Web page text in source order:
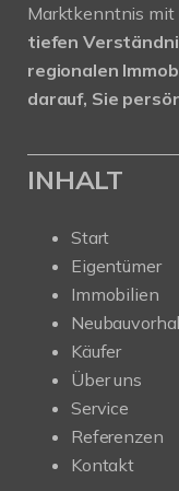
Marktkenntnis mit
tiefen
regionalen
darauf, Sie
INHALT
Start
Eigentümer
Immobilien
Käufer
Über uns
Service
Referenzen
Kontakt